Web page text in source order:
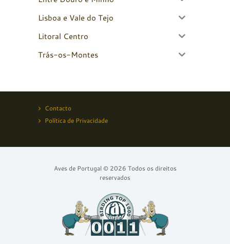
Lisboa e Vale do Tejo
Litoral Centro
Trás-os-Montes
Contacto
Política de Privacidade
Aves de Portugal © 2026 Todos os direitos
reservados